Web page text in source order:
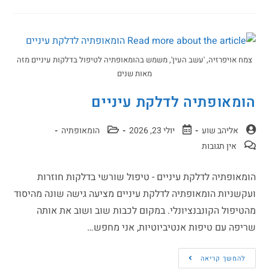
צמח אויפרזיה, 'עשב העין', משמש בהומאופתיה לטיפול בדלקות עיניים מזה
מאות שנים
הומאופתיה לדלקת עיניים
אליהב שוע יולי 23, 2026
הומאופתיה
אין תגובות
הומאופתיה לדלקת עיניים - טיפול שורשי בדלקות חוזרות
ועקשניות הומאופתיה לדלקת עיניים מציעה גישה שונה מהיסוד
מהטיפול הקונבנציונלי. במקום לכבות שוב ושוב את אותה
שריפה עם טיפות אנטיביוטיות, אני מחפש…
להמשך קריאה